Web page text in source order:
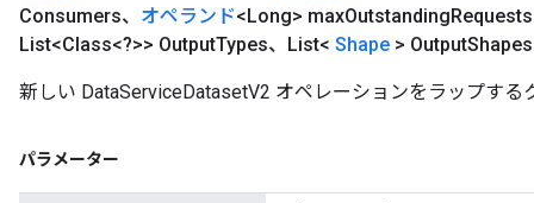
Consumers、 オペランド<Long> maxOutstanding
List<Class<?>> OutputTypes、List< Shape > Output
新しい DataServiceDatasetV2 オペレーションをラップす
パラメーター